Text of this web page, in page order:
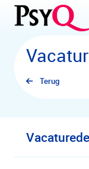
Overslaan en naar
Terug